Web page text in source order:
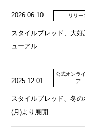
2026.06.10 リリー
スタイルブレッド、大
ューアル
2025.12.01
公式オンラ
ア
スタイルブレッド、冬
(月)より展開